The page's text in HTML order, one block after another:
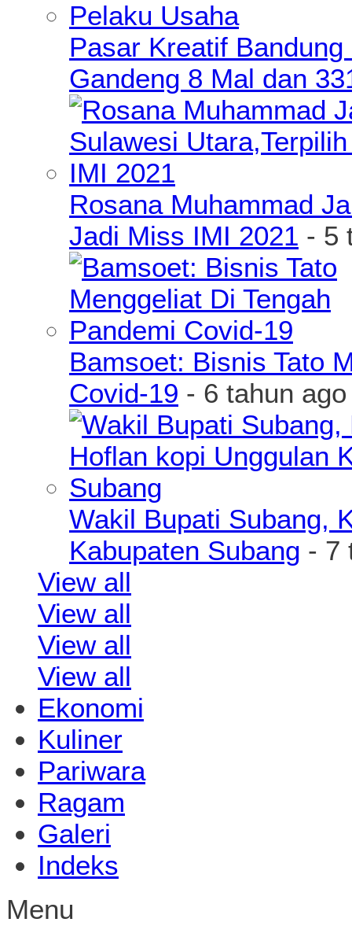
Pasar Kreatif
Gandeng 8 Mal dan
Rosana Muhammad
Jadi Miss IMI 2021 - 5
Bamsoet: Bisnis Tato
Covid-19 - 6 tahun ago
Wakil Bupati Subang,
Kabupaten Subang - 7
View all
View all
View all
View all
Ekonomi
Kuliner
Pariwara
Ragam
Galeri
Indeks
Menu